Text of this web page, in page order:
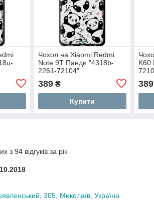
Чохол на Xiaomi Redmi
Note 9T Панди "4318b-
2261-72104"
389₴
Купити
K60
389
з 94 відгуків за рік
305, Миколаїв, Україна